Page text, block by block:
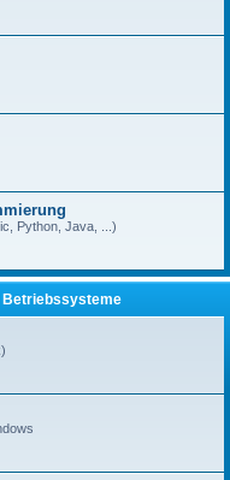
Python, Java, ...)
Betriebssysteme